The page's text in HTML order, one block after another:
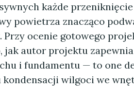
każde przeniknięcie
powietrza znacząco
ocenie gotowego
jak autor projektu
i fundamentu — to one
wilgoci we